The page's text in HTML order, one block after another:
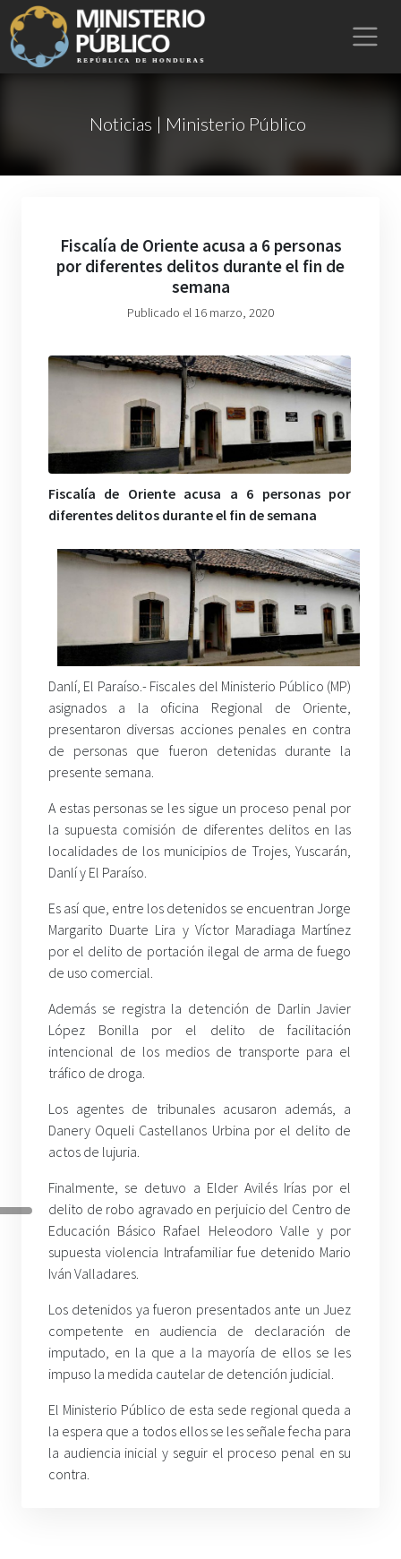
Noticias | Ministerio Público
Fiscalía de Oriente acusa a 6 personas
por diferentes delitos durante el fin de
semana
Publicado el 16 marzo, 2020
Fiscalía de Oriente acusa a 6 personas por
diferentes delitos durante el fin de semana
Danlí, El Paraíso.- Fiscales del Ministerio Público (MP)
asignados a la oficina Regional de Oriente,
presentaron diversas acciones penales en contra
de personas que fueron detenidas durante la
presente semana.
A estas personas se les sigue un proceso penal por
la supuesta comisión de diferentes delitos en las
localidades de los municipios de Trojes, Yuscarán,
Danlí y El Paraíso.
Es así que, entre los detenidos se encuentran Jorge
Margarito Duarte Lira y Víctor Maradiaga Martínez
por el delito de portación ilegal de arma de fuego
de uso comercial.
Además se registra la detención de Darlin Javier
López Bonilla por el delito de facilitación
intencional de los medios de transporte para el
tráfico de droga.
Los agentes de tribunales acusaron además, a
Danery Oqueli Castellanos Urbina por el delito de
actos de lujuria.
Finalmente, se detuvo a Elder Avilés Irías por el
delito de robo agravado en perjuicio del Centro de
Educación Básico Rafael Heleodoro Valle y por
supuesta violencia Intrafamiliar fue detenido Mario
Iván Valladares.
Los detenidos ya fueron presentados ante un Juez
competente en audiencia de declaración de
imputado, en la que a la mayoría de ellos se les
impuso la medida cautelar de detención judicial.
El Ministerio Público de esta sede regional queda a
la espera que a todos ellos se les señale fecha para
la audiencia inicial y seguir el proceso penal en su
contra.